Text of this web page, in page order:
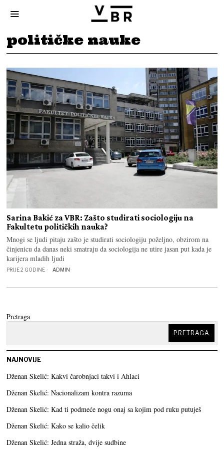
političke nauke
Sarina Bakić za VBR: Zašto studirati sociologiju na
Fakultetu političkih nauka?
Mnogi se ljudi pitaju zašto je studirati sociologiju poželjno, obzirom na
činjenicu da danas neki smatraju da sociologija ne utire jasan put kada je
karijera mladih ljudi
PRIJE 2 GODINE ADMIN
Pretraga
PRETRAGA
NAJNOVIJE
Dženan Skelić: Kakvi čarobnjaci takvi i Ahlaci
Dženan Skelić: Nacionalizam kontra razuma
Dženan Skelić: Kad ti podmeće nogu onaj sa kojim pod ruku putuješ
Dženan Skelić: Kako se kalio čelik
Dženan Skelić: Jedna straža, dvije sudbine